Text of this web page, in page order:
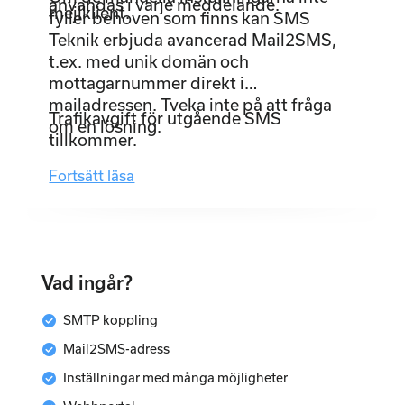
mejlklient.
användas i varje meddelande.
fyller behoven som finns kan SMS
Teknik erbjuda avancerad Mail2SMS,
t.ex. med unik domän och
mottagarnummer direkt i
mailadressen. Tveka inte på att fråga
om en lösning.
Trafikavgift för utgående SMS
tillkommer.
Fortsätt läsa
Vad ingår?
check_circle SMTP koppling
check_circle Mail2SMS-adress
check_circle Inställningar med många möjligheter